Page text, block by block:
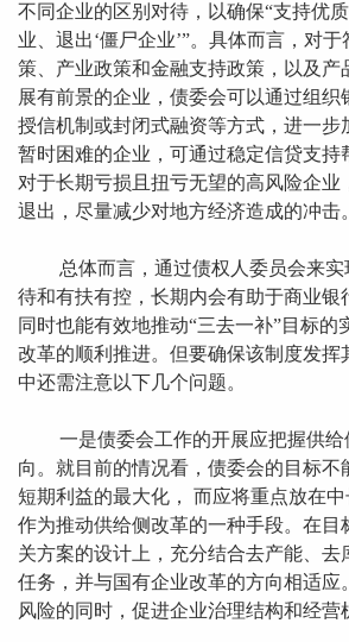
不同企业的区别对待，以确保“支持优
业、退出‘僵尸企业’”。具体而言，对
策、产业政策和金融支持政策，以及产
展有前景的企业，债委会可以通过组织
授信机制或封闭式融资等方式，进一步
暂时困难的企业，可通过稳定信贷支持
对于长期亏损且扭亏无望的高风险企业
退出，尽量减少对地方经济造成的冲击。
总体而言，通过债权人委员会来
待和有扶有控，长期内会有助于商业银
同时也能有效地推动“三去一补”目标的
改革的顺利推进。但要确保该制度发挥
中还需注意以下几个问题。
一是债委会工作的开展应把握供
向。就目前的情况看，债委会的目标不
短期利益的最大化， 而应将重点放在
作为推动供给侧改革的一种手段。在目
关方案的设计上，充分结合去产能、去
任务，并与国有企业改革的方向相适应
风险的同时，促进企业治理结构和经营